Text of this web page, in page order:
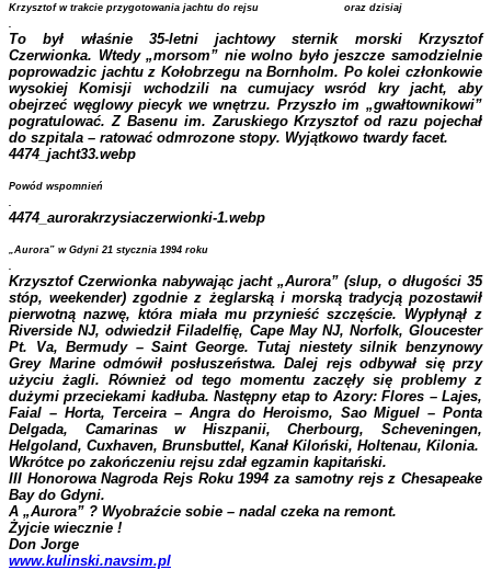
Krzysztof w trakcie przygotowania jachtu do rejsu oraz dzisiaj
To był właśnie 35-letni jachtowy sternik morski Krzysztof
Czerwionka. Wtedy „morsom” nie wolno było jeszcze samodzielnie
poprowadzic jachtu z Kołobrzegu na Bornholm. Po kolei członkowie
wysokiej Komisji wchodzili na cumujacy wsród kry jacht, aby
obejrzeć węglowy piecyk we wnętrzu. Przyszło im „gwałtownikowi”
pogratulować. Z Basenu im. Zaruskiego Krzysztof od razu pojechał
do szpitala – ratować odmrozone stopy. Wyjątkowo twardy facet.
4474_jacht33.webp
Powód wspomnień
4474_aurorakrzysiaczerwionki-1.webp
„Aurora” w Gdyni 21 stycznia 1994 roku
Krzysztof Czerwionka nabywając jacht „Aurora” (slup, o długości 35
stóp, weekender) zgodnie z żeglarską i morską tradycją pozostawił
pierwotną nazwę, która miała mu przynieść szczęście. Wypłynął z
Riverside NJ, odwiedził Filadelfię, Cape May NJ, Norfolk, Gloucester
Pt. Va, Bermudy – Saint George. Tutaj niestety silnik benzynowy
Grey Marine odmówił posłuszeństwa. Dalej rejs odbywał się przy
użyciu żagli. Również od tego momentu zaczęły się problemy z
dużymi przeciekami kadłuba. Następny etap to Azory: Flores – Lajes,
Faial – Horta, Terceira – Angra do Heroismo, Sao Miguel – Ponta
Delgada, Camarinas w Hiszpanii, Cherbourg, Scheveningen,
Helgoland, Cuxhaven, Brunsbuttel, Kanał Kiloński, Holtenau, Kilonia.
Wkrótce po zakończeniu rejsu zdał egzamin kapitański.
III Honorowa Nagroda Rejs Roku 1994 za samotny rejs z Chesapeake
Bay do Gdyni.
A „Aurora” ? Wyobraźcie sobie – nadal czeka na remont.
Żyjcie wiecznie !
Don Jorge
www.kulinski.navsim.pl